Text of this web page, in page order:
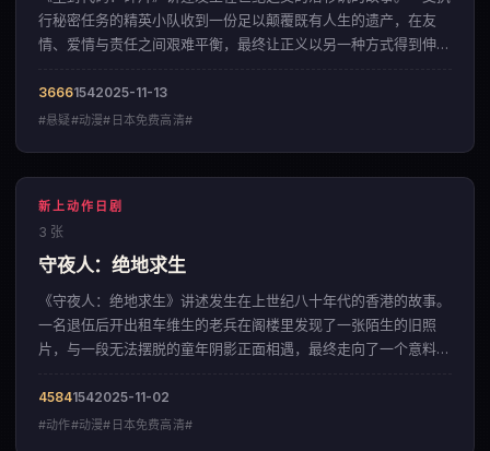
行秘密任务的精英小队收到一份足以颠覆既有人生的遗产，在友
情、爱情与责任之间艰难平衡，最终让正义以另一种方式得到伸
作。
36661542025-11-13
#悬疑#动漫#日本免费高清#
新上动作日剧
3 张
守夜人：绝地求生
《守夜人：绝地求生》讲述发生在上世纪八十年代的香港的故事。
一名退伍后开出租车维生的老兵在阁楼里发现了一张陌生的旧照
片，与一段无法摆脱的童年阴影正面相遇，最终走向了一个意料之
作佳作。
45841542025-11-02
#动作#动漫#日本免费高清#